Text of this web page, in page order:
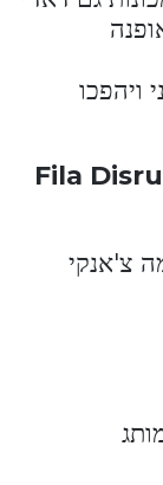
ויהפכו
Fila
צ'אנקי